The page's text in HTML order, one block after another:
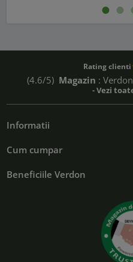
Rating clienti
(4.6/5) Magazin :
- Vezi
Informatii
Cum cumpar
Beneficiile Verdon